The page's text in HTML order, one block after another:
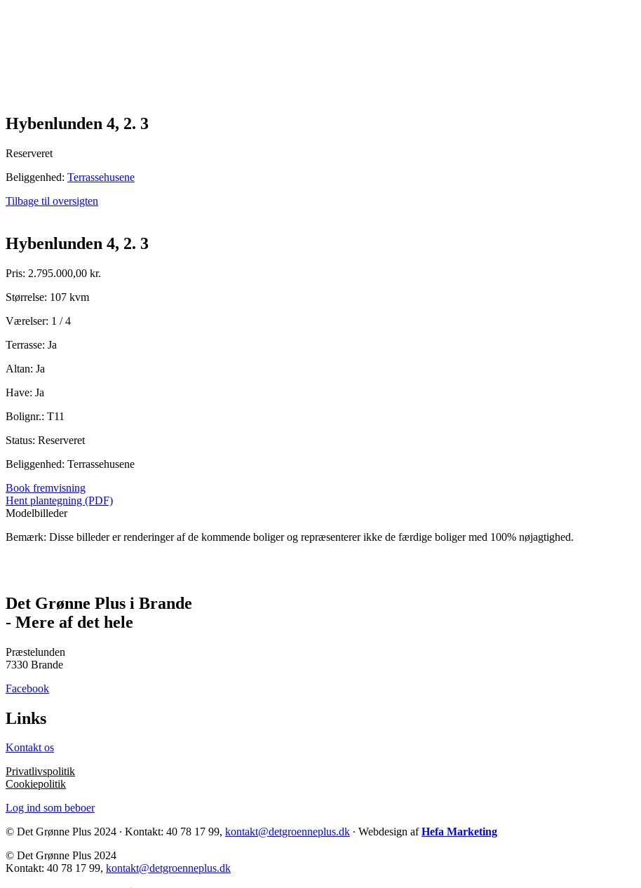
Hybenlunden 4, 2. 3
Reserveret
Beliggenhed: Terrassehusene
Tilbage til oversigten
Hybenlunden 4, 2. 3
Pris: 2.795.000,00 kr.
Størrelse: 107 kvm
Værelser: 1 / 4
Terrasse: Ja
Altan: Ja
Have: Ja
Bolignr.: T11
Status: Reserveret
Beliggenhed: Terrassehusene
Book fremvisning
Hent plantegning (PDF)
Modelbilleder
Bemærk: Disse billeder er renderinger af de kommende boliger og repræsenterer ikke de færdige boliger med 100% nøjagtighed.
Det Grønne Plus i Brande
- Mere af det hele
Præstelunden
7330 Brande
Facebook
Links
Kontakt os
Privatlivspolitik
Cookiepolitik
Log ind som beboer
© Det Grønne Plus 2024 ∙ Kontakt: 40 78 17 99, kontakt@detgroenneplus.dk ∙ Webdesign afHefa Marketing
© Det Grønne Plus 2024
Kontakt: 40 78 17 99, kontakt@detgroenneplus.dk